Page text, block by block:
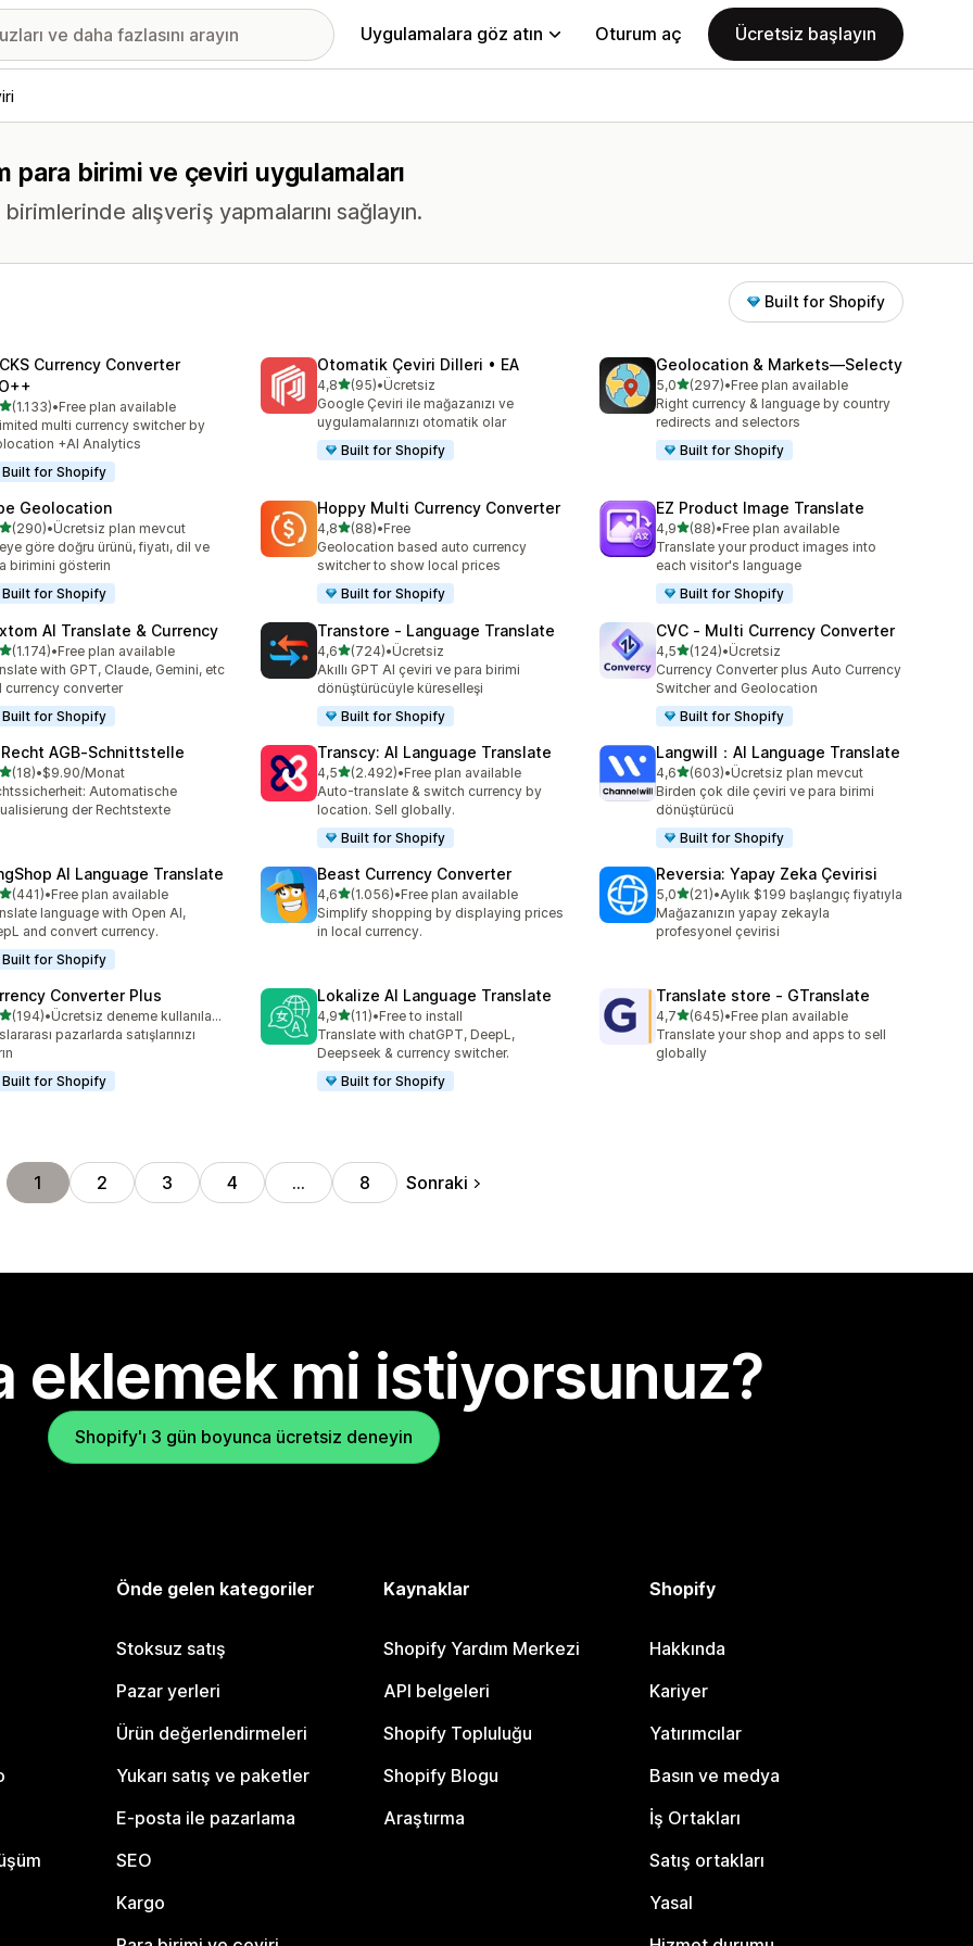
Uygulamalara göz atın Oturum aç Ücretsiz başlayın
birimi ve çeviri uygulamaları
alışveriş yapmalarını sağlayın.
Built for Shopify
Currency Converter
5 yıldız üzerinden
(1.133)
1133 değerlendirme
•Free plan available
multi currency switcher by
+AI Analytics
Built for Shopify
Otomatik Çeviri Dilleri • EA
4,85 yıldız üzerinden
(95)
toplam 95 değerlendirme
•Ücretsiz
Google Çeviri ile mağazanızı ve
uygulamalarınızı otomatik olar
Built for Shopify
Geolocation & Markets—Selecty
5,05 yıldız üzerinden
(297)
toplam 297 değerlendirme
•Free plan available
Right currency & language by country
redirects and selectors
Built for Shopify
Geolocation
5 yıldız üzerinden
(290)
290 değerlendirme
•Ücretsiz plan mevcut
göre doğru ürünü, fiyatı, dil ve
birimini gösterin
Built for Shopify
Hoppy Multi Currency Converter
4,85 yıldız üzerinden
(88)
toplam 88 değerlendirme
•Free
Geolocation based auto currency
switcher to show local prices
Built for Shopify
EZ Product Image Translate
4,95 yıldız üzerinden
(88)
toplam 88 değerlendirme
•Free plan available
Translate your product images into
each visitor's language
Built for Shopify
AI Translate & Currency
5 yıldız üzerinden
(1.174)
1174 değerlendirme
•Free plan available
with GPT, Claude, Gemini, etc
currency converter
Built for Shopify
Transtore ‑ Language Translate
4,65 yıldız üzerinden
(724)
toplam 724 değerlendirme
•Ücretsiz
Akıllı GPT AI çeviri ve para birimi
dönüştürücüyle küreselleşi
Built for Shopify
CVC ‑ Multi Currency Converter
4,55 yıldız üzerinden
(124)
toplam 124 değerlendirme
•Ücretsiz
Currency Converter plus Auto Currency
Switcher and Geolocation
Built for Shopify
AGB‑Schnittstelle
5 yıldız üzerinden
(18)18 değerlendirme
•$9.90/Monat
Automatische
der Rechtstexte
Transcy: AI Language Translate
4,55 yıldız üzerinden
(2.492)
toplam 2492 değerlendirme
•Free plan available
Auto-translate & switch currency by
location. Sell globally.
Built for Shopify
Langwill：AI Language Translate
4,65 yıldız üzerinden
(603)
toplam 603 değerlendirme
•Ücretsiz plan mevcut
Birden çok dile çeviri ve para birimi
dönüştürücü
Built for Shopify
AI Language Translate
5 yıldız üzerinden
(441)
441 değerlendirme
•Free plan available
language with Open AI,
and convert currency.
Built for Shopify
Beast Currency Converter
4,65 yıldız üzerinden
(1.056)
toplam 1056 değerlendirme
•Free plan available
Simplify shopping by displaying prices
in local currency.
Reversia: Yapay Zeka Çevirisi
5,05 yıldız üzerinden
(21)
toplam 21 değerlendirme
•Aylık $199 başlangıç fiyatıyla
Mağazanızın yapay zekayla
profesyonel çevirisi
Converter Plus
5 yıldız üzerinden
(194)
194 değerlendirme
•
Ücretsiz deneme kullanılabilir
pazarlarda satışlarınızı
Built for Shopify
Lokalize AI Language Translate
4,95 yıldız üzerinden
(11)
toplam 11 değerlendirme
•Free to install
Translate with chatGPT, DeepL,
Deepseek & currency switcher.
Built for Shopify
Translate store ‑ GTranslate
4,75 yıldız üzerinden
(645)
toplam 645 değerlendirme
•Free plan available
Translate your shop and apps to sell
globally
1 2 3 4 … 8 Sonraki
eklemek mi istiyorsunuz?
Shopify'ı 3 gün boyunca ücretsiz deneyin
Önde gelen kategoriler
Stoksuz satış
Pazar yerleri
Ürün değerlendirmeleri
Yukarı satış ve paketler
E-posta ile pazarlama
SEO
Kargo
Kaynaklar
Shopify Yardım Merkezi
API belgeleri
Shopify Topluluğu
Shopify Blogu
Araştırma
Shopify
Hakkında
Kariyer
Yatırımcılar
Basın ve medya
İş Ortakları
Satış ortakları
Yasal